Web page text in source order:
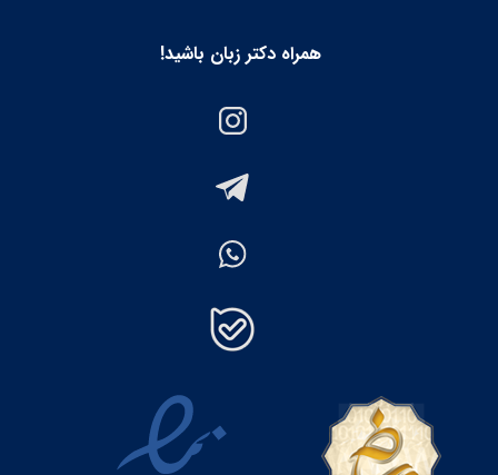
همراه دکتر زبان باشید!